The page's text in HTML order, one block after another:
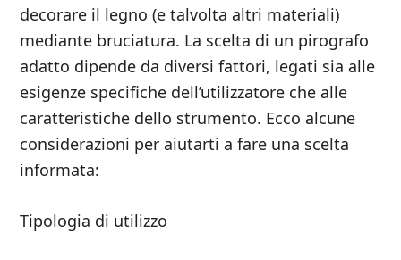
decorare il legno (e talvolta altri materiali)
mediante bruciatura. La scelta di un pirografo
adatto dipende da diversi fattori, legati sia alle
esigenze specifiche dell’utilizzatore che alle
caratteristiche dello strumento. Ecco alcune
considerazioni per aiutarti a fare una scelta
informata:
Tipologia di utilizzo